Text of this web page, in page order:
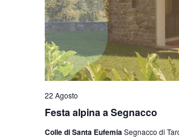
Festa alpina a Segnacco
22 Agosto
Colle di Santa EufemiaSegnacco di